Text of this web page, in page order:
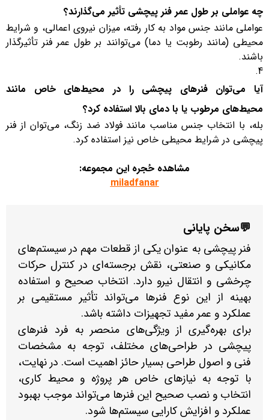
چه عواملی بر طول عمر فنر پیچشی تأثیر می‌گذارند؟
عواملی مانند جنس مواد به کار رفته، میزان نیروی اعمالی، و شرایط
محیطی (مانند رطوبت یا دما) می‌توانند بر طول عمر فنر تأثیرگذار
باشند.
آیا می‌توان فنرهای پیچشی را در محیط‌های خاص مانند
محیط‌های مرطوب یا با دمای بالا استفاده کرد؟
بله، با انتخاب جنس مناسب مانند فولاد ضد زنگ، می‌توان از فنر
پیچشی در شرایط محیطی خاص نیز استفاده کرد.
مشاهده حُجره این مجموعه:
miladfanar
💬سخن پایانی
فنر پیچشی به عنوان یکی از قطعات مهم در سیستم‌های
مکانیکی و صنعتی، نقش برجسته‌ای در کنترل حرکات
چرخشی و انتقال نیرو دارد. انتخاب صحیح و استفاده
بهینه از این نوع فنرها می‌تواند تأثیر مستقیمی بر
عملکرد و عمر مفید تجهیزات داشته باشد.
برای بهره‌گیری از ویژگی‌های منحصر به فرد فنرهای
پیچشی در طراحی‌های مختلف، توجه به مشخصات
فنی و اصول طراحی بسیار حائز اهمیت است. در نهایت،
با توجه به نیازهای خاص هر پروژه و محیط کاری،
انتخاب و نصب صحیح این فنرها می‌تواند موجب بهبود
عملکرد و افزایش کارایی سیستم‌ها شود.